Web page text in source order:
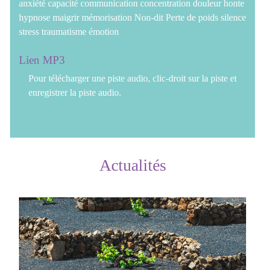
anxiété capacité communication concentration douleur honte
hypnose maigrir mémorisation Non-dit Perte de poids silence
stress traumatisme émotion
Lien MP3
Pour télécharger une piste audio, clic-droit sur la piste et
enregistrer la piste audio.
Actualités